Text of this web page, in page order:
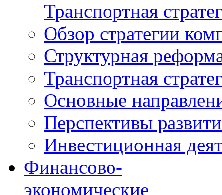
Транспортная
Обзор стратегии
Структурная
Транспортная
Основные
Перспективы
Инвестиционная
Финансово-
экономические